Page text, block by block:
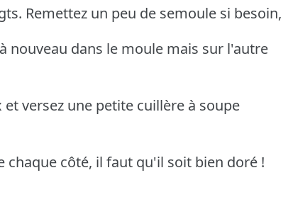
Remettez un peu de semoule si besoin,
nouveau dans le moule mais sur l'autre
versez une petite cuillère à soupe
chaque côté, il faut qu'il soit bien doré !